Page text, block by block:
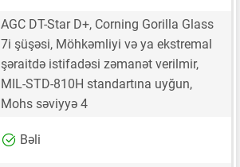
AGC DT-Star D+, Corning Gorilla Glass
7i şüşəsi, Möhkəmliyi və ya ekstremal
şəraitdə istifadəsi zəmanət verilmir,
MIL-STD-810H standartına uyğun,
Mohs səviyyə 4
Bəli